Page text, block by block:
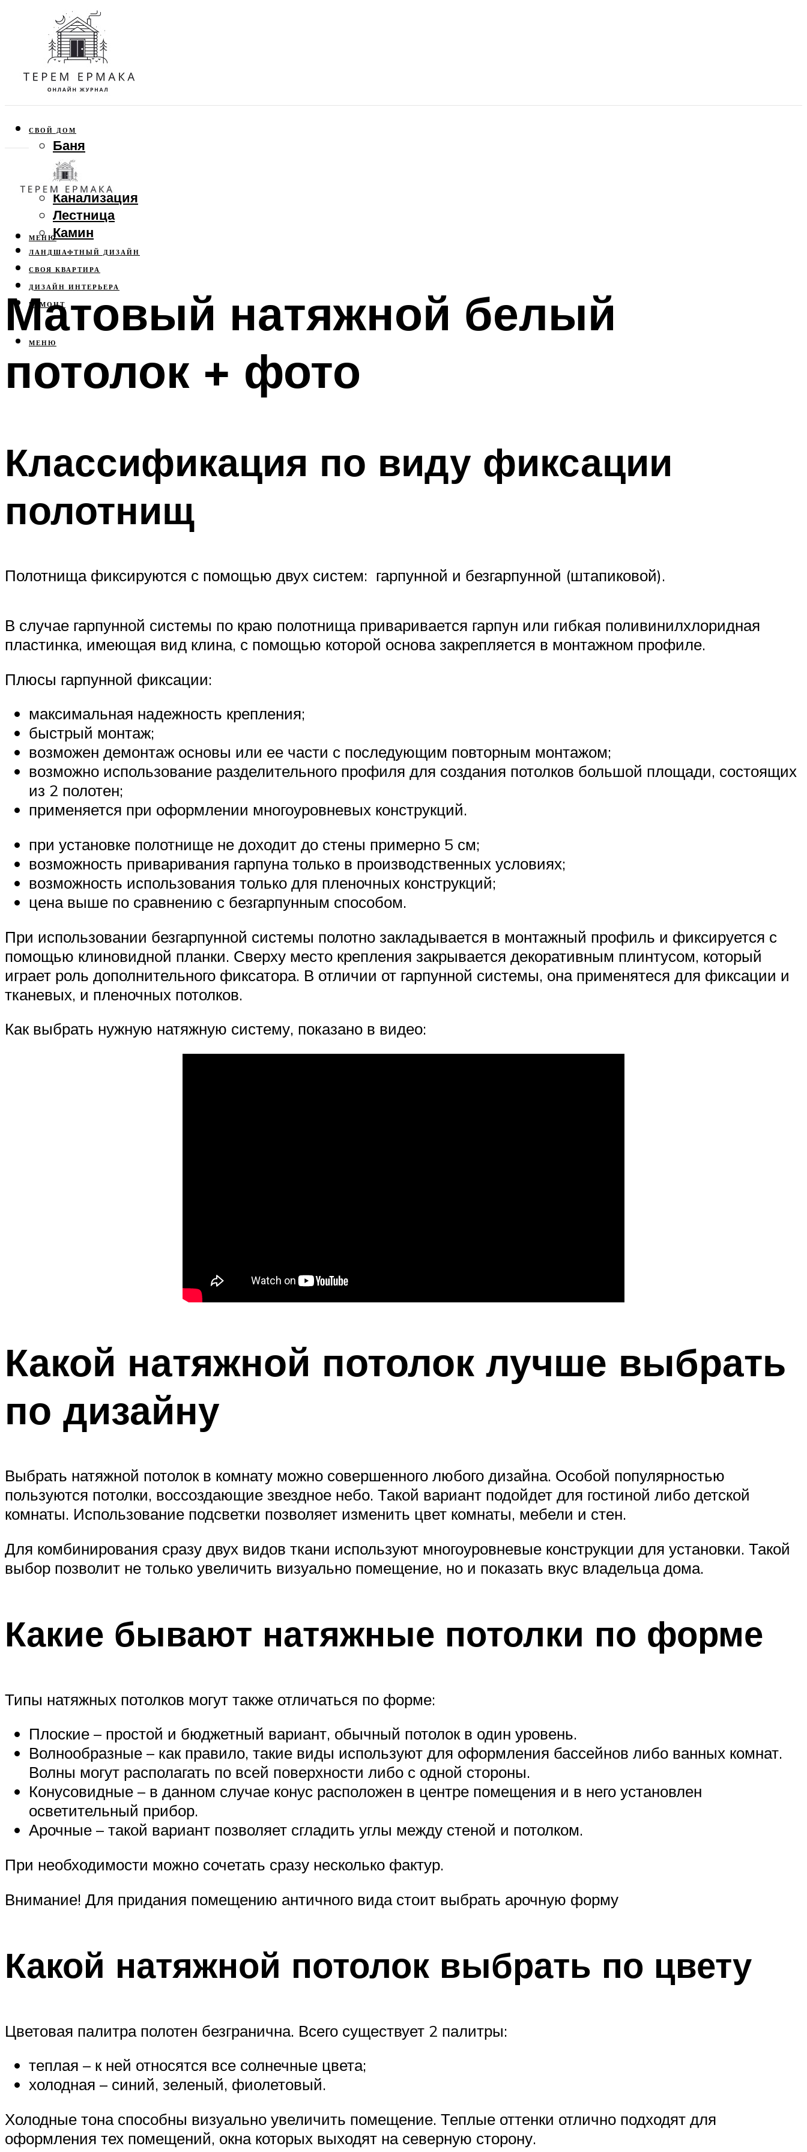
СВОЙ ДОМ
Баня
Веранда
Забор
Канализация
Лестница
Камин
ЛАНДШАФТНЫЙ ДИЗАЙН
СВОЯ КВАРТИРА
ДИЗАЙН ИНТЕРЬЕРА
РЕМОНТ
МЕНЮ
МЕНЮ
Матовый натяжной белый
потолок + фото
Классификация по виду фиксации
полотнищ
Полотнища фиксируются с помощью двух систем: гарпунной и безгарпунной (штапиковой).
В случае гарпунной системы по краю полотнища приваривается гарпун или гибкая поливинилхлоридная
пластинка, имеющая вид клина, с помощью которой основа закрепляется в монтажном профиле.
Плюсы гарпунной фиксации:
максимальная надежность крепления;
быстрый монтаж;
возможен демонтаж основы или ее части с последующим повторным монтажом;
возможно использование разделительного профиля для создания потолков большой площади, состоящих
из 2 полотен;
применяется при оформлении многоуровневых конструкций.
при установке полотнище не доходит до стены примерно 5 см;
возможность приваривания гарпуна только в производственных условиях;
возможность использования только для пленочных конструкций;
цена выше по сравнению с безгарпунным способом.
При использовании безгарпунной системы полотно закладывается в монтажный профиль и фиксируется с
помощью клиновидной планки. Сверху место крепления закрывается декоративным плинтусом, который
играет роль дополнительного фиксатора. В отличии от гарпунной системы, она применятеся для фиксации и
тканевых, и пленочных потолков.
Как выбрать нужную натяжную систему, показано в видео:
Какой натяжной потолок лучше выбрать
по дизайну
Выбрать натяжной потолок в комнату можно совершенного любого дизайна. Особой популярностью
пользуются потолки, воссоздающие звездное небо. Такой вариант подойдет для гостиной либо детской
комнаты. Использование подсветки позволяет изменить цвет комнаты, мебели и стен.
Для комбинирования сразу двух видов ткани используют многоуровневые конструкции для установки. Такой
выбор позволит не только увеличить визуально помещение, но и показать вкус владельца дома.
Какие бывают натяжные потолки по форме
Типы натяжных потолков могут также отличаться по форме:
Плоские – простой и бюджетный вариант, обычный потолок в один уровень.
Волнообразные – как правило, такие виды используют для оформления бассейнов либо ванных комнат.
Волны могут располагать по всей поверхности либо с одной стороны.
Конусовидные – в данном случае конус расположен в центре помещения и в него установлен
осветительный прибор.
Арочные – такой вариант позволяет сгладить углы между стеной и потолком.
При необходимости можно сочетать сразу несколько фактур.
Внимание! Для придания помещению античного вида стоит выбрать арочную форму
Какой натяжной потолок выбрать по цвету
Цветовая палитра полотен безгранична. Всего существует 2 палитры:
теплая – к ней относятся все солнечные цвета;
холодная – синий, зеленый, фиолетовый.
Холодные тона способны визуально увеличить помещение. Теплые оттенки отлично подходят для
оформления тех помещений, окна которых выходят на северную сторону.